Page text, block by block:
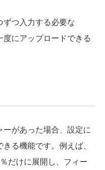
つ入力する必要な
度にアップロードできる
があった場合、設定に
る機能です。例えば、
だけに展開し、フィー